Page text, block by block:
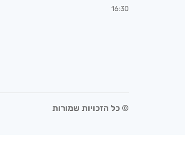
16:30
© כל הזכויות שמורות